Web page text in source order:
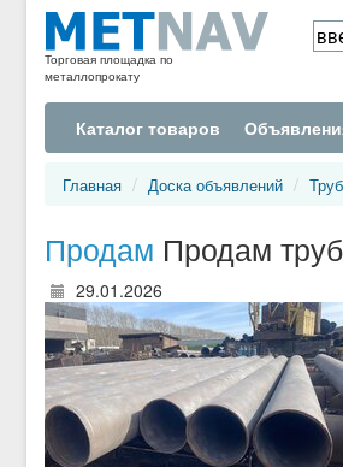
Торговая площадка по
металлопрокату
Каталог товаров
Главная Доска объявлений
Продам Продам
29.01.2026